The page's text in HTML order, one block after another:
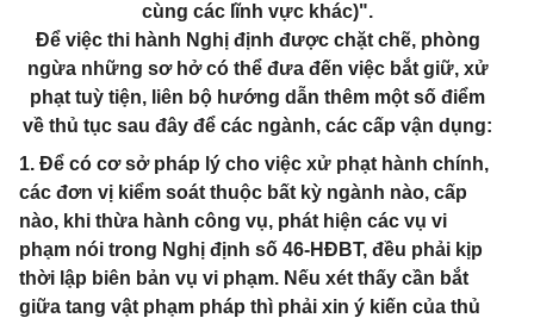
cùng các lĩnh vực khác)".
Để việc thi hành Nghị định được chặt chẽ, phòng
ngừa những sơ hở có thể đưa đến việc bắt giữ, xử
phạt tuỳ tiện, liên bộ hướng dẫn thêm một số điểm
về thủ tục sau đây để các ngành, các cấp vận dụng:
1. Để có cơ sở pháp lý cho việc xử phạt hành chính,
các đơn vị kiểm soát thuộc bất kỳ ngành nào, cấp
nào, khi thừa hành công vụ, phát hiện các vụ vi
phạm nói trong Nghị định số 46-HĐBT, đều phải kịp
thời lập biên bản vụ vi phạm. Nếu xét thấy cần bắt
giữa tang vật phạm pháp thì phải xin ý kiến của thủ